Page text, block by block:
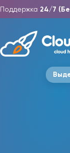
Поддержка 24/7